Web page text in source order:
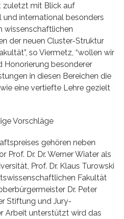
zuletzt mit Blick auf
und international besonders
wissenschaftlichen
der neuen Cluster-Struktur
so Viermetz, “wollen wir
Honorierung besonderer
in diesen Bereichen die
eine vertiefte Lehre gezielt
Vorschläge
gehören neben
Prof. Dr. Dr. Werner Wiater als
Prof. Dr. Klaus Turowski
Fakultät
Dr. Peter
Stiftung und Jury-
Arbeit unterstützt wird das